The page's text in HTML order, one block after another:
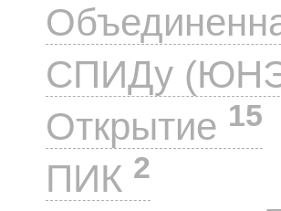
СПИДу
Открытие 15
ПИК 2